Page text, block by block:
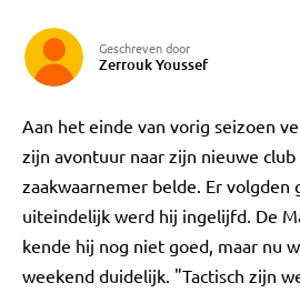
Geschreven door
Zerrouk Youssef
Aan het einde van vorig seizoen
zijn avontuur naar zijn nieuwe club
zaakwaarnemer belde. Er volgden
uiteindelijk werd hij ingelijfd. De
kende hij nog niet goed, maar nu
weekend duidelijk. "Tactisch zijn